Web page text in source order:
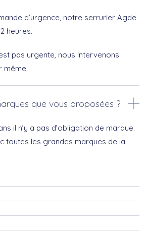
d’urgence, notre serrurier Agde
heures.
pas urgente, nous intervenons
même.
que vous proposées ?
il n’y a pas d’obligation de marque.
toutes les grandes marques de la